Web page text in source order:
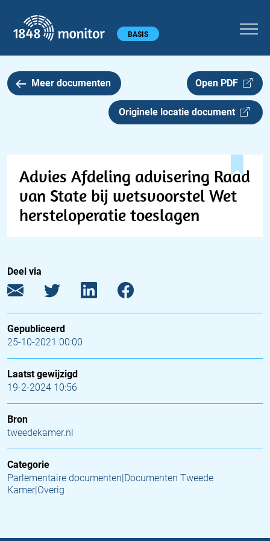
Hoofdmenu BASIS
Meer documenten Open PDF
Originele locatie document
Advies Afdeling advisering Raad
van State bij wetsvoorstel Wet
hersteloperatie toeslagen
Deel via
Gepubliceerd
25-10-2021 00:00
Laatst gewijzigd
19-2-2024 10:56
Bron
tweedekamer.nl
Categorie
Parlementaire documenten|Documenten Tweede
Kamer|Overig